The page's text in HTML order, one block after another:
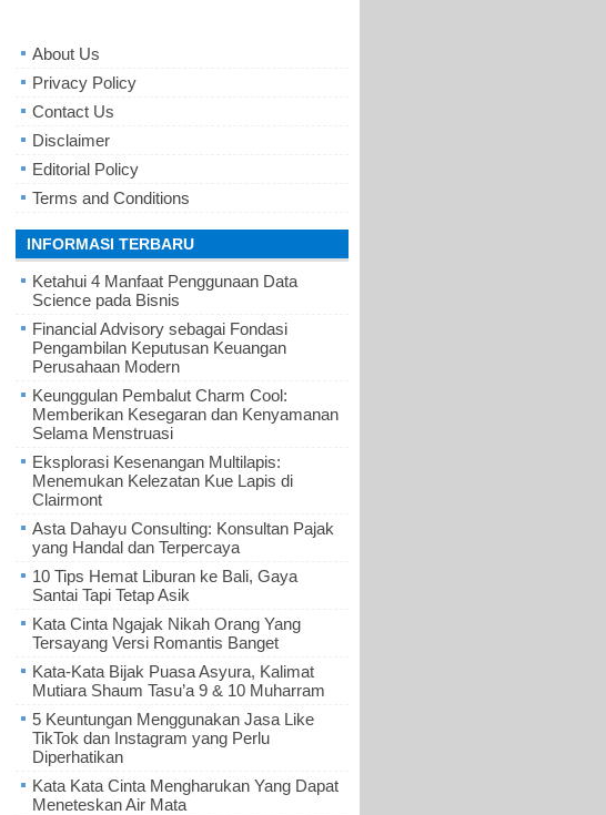
About Us
Privacy Policy
Contact Us
Disclaimer
Editorial Policy
Terms and Conditions
INFORMASI TERBARU
Ketahui 4 Manfaat Penggunaan Data
Science pada Bisnis
Financial Advisory sebagai Fondasi
Pengambilan Keputusan Keuangan
Perusahaan Modern
Keunggulan Pembalut Charm Cool:
Memberikan Kesegaran dan Kenyamanan
Selama Menstruasi
Eksplorasi Kesenangan Multilapis:
Menemukan Kelezatan Kue Lapis di
Clairmont
Asta Dahayu Consulting: Konsultan Pajak
yang Handal dan Terpercaya
10 Tips Hemat Liburan ke Bali, Gaya
Santai Tapi Tetap Asik
Kata Cinta Ngajak Nikah Orang Yang
Tersayang Versi Romantis Banget
Kata-Kata Bijak Puasa Asyura, Kalimat
Mutiara Shaum Tasu’a 9 & 10 Muharram
5 Keuntungan Menggunakan Jasa Like
TikTok dan Instagram yang Perlu
Diperhatikan
Kata Kata Cinta Mengharukan Yang Dapat
Meneteskan Air Mata